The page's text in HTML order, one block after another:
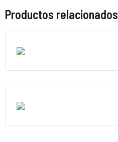
Productos relacionados